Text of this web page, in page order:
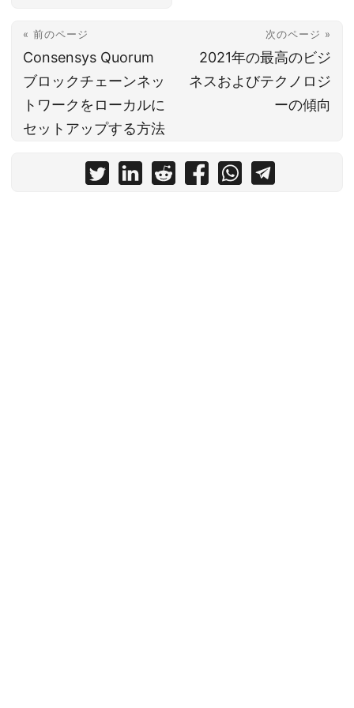
« 前のページ
Consensys Quorum
ブロックチェーンネッ
トワークをローカルに
セットアップする方法
次のページ »
2021年の最高のビジ
ネスおよびテクノロジ
ーの傾向